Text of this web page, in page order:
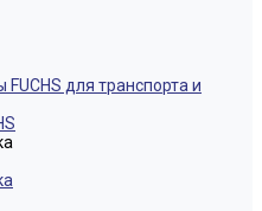
для транспорта и